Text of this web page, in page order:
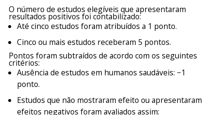
O número de estudos elegíveis que apresentaram
resultados positivos foi contabilizado:
Até cinco estudos foram atribuídos a 1 ponto.
Cinco ou mais estudos receberam 5 pontos.
Pontos foram subtraídos de acordo com os seguintes
critérios:
Ausência de estudos em humanos saudáveis: −1
ponto.
Estudos que não mostraram efeito ou apresentaram
efeitos negativos foram avaliados assim: